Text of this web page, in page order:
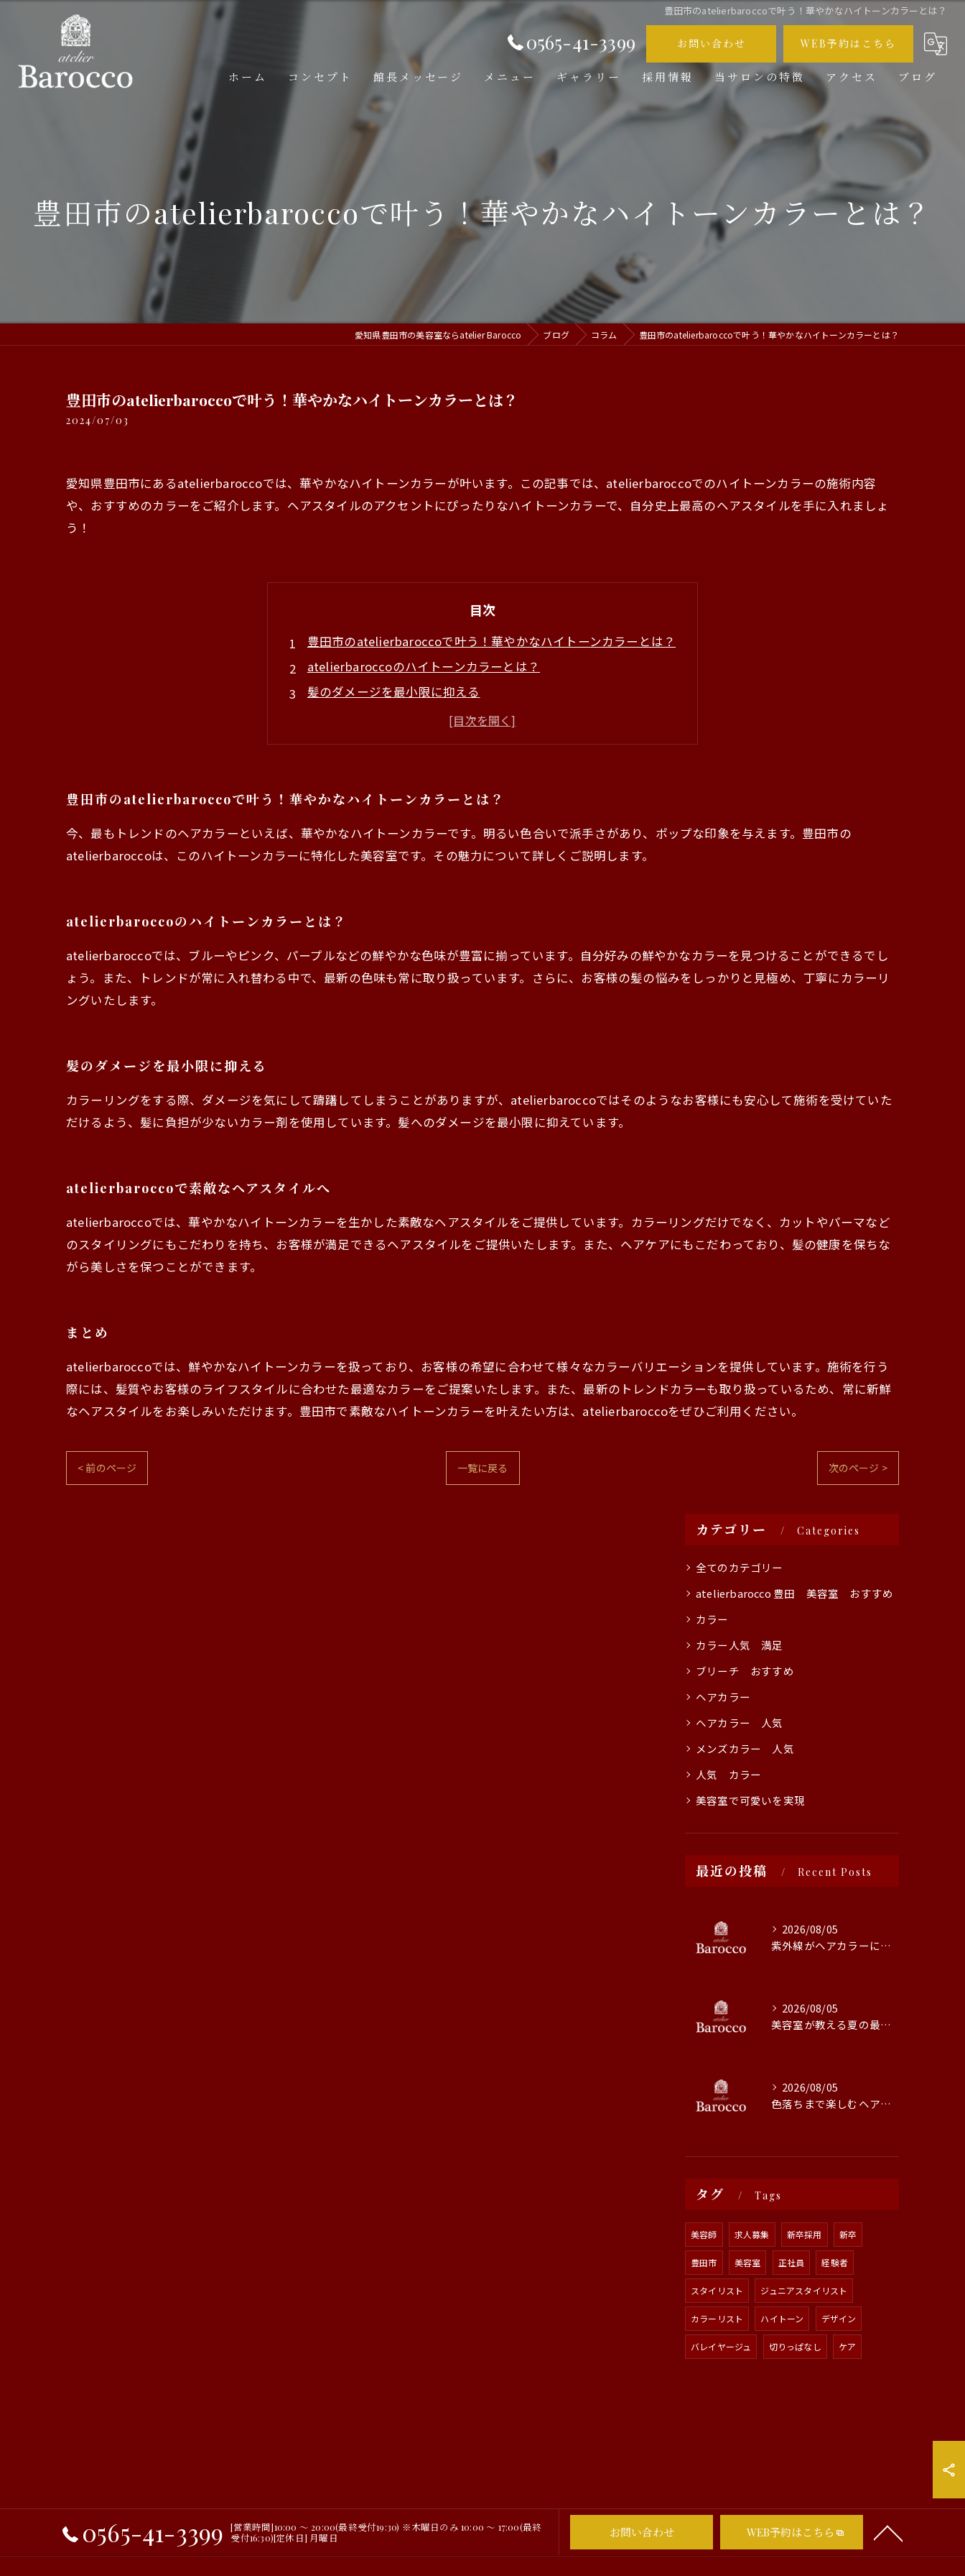
豊田市のatelierbaroccoで叶う！華やかなハイトーンカラーとは？
0565-41-3399 お問い合わせ WEB予約はこちら
ホーム コンセプト 館長メッセージ メニュー ギャラリー 採用情報 当サロンの特徴
メンズ
カット
ブリーチ
アクセス ブログ
コラム
豊田市のatelierbaroccoで叶う！華やかなハイトーンカラーとは？
愛知県豊田市の美容室ならatelier Barocco ブログ コラム 豊田市のatelierbaroccoで叶う！華やかなハイトーンカラーとは？
豊田市のatelierbaroccoで叶う！華やかなハイトーンカラーとは？
2024/07/03
愛知県豊田市にあるatelierbaroccoでは、華やかなハイトーンカラーが叶います。この記事では、atelierbaroccoでのハイトーンカラーの施術内容
や、おすすめのカラーをご紹介します。ヘアスタイルのアクセントにぴったりなハイトーンカラーで、自分史上最高のヘアスタイルを手に入れましょ
う！
目次
豊田市のatelierbaroccoで叶う！華やかなハイトーンカラーとは？
atelierbaroccoのハイトーンカラーとは？
髪のダメージを最小限に抑える
atelierbaroccoで素敵なヘアスタイルへ
まとめ
豊田市のatelierbaroccoで叶う！華やかなハイトーンカラーとは？
今、最もトレンドのヘアカラーといえば、華やかなハイトーンカラーです。明るい色合いで派手さがあり、ポップな印象を与えます。豊田市の
atelierbaroccoは、このハイトーンカラーに特化した美容室です。その魅力について詳しくご説明します。
atelierbaroccoのハイトーンカラーとは？
atelierbaroccoでは、ブルーやピンク、パープルなどの鮮やかな色味が豊富に揃っています。自分好みの鮮やかなカラーを見つけることができるでし
ょう。また、トレンドが常に入れ替わる中で、最新の色味も常に取り扱っています。さらに、お客様の髪の悩みをしっかりと見極め、丁寧にカラーリ
ングいたします。
髪のダメージを最小限に抑える
カラーリングをする際、ダメージを気にして躊躇してしまうことがありますが、atelierbaroccoではそのようなお客様にも安心して施術を受けていた
だけるよう、髪に負担が少ないカラー剤を使用しています。髪へのダメージを最小限に抑えています。
atelierbaroccoで素敵なヘアスタイルへ
atelierbaroccoでは、華やかなハイトーンカラーを生かした素敵なヘアスタイルをご提供しています。カラーリングだけでなく、カットやパーマなど
のスタイリングにもこだわりを持ち、お客様が満足できるヘアスタイルをご提供いたします。また、ヘアケアにもこだわっており、髪の健康を保ちな
がら美しさを保つことができます。
まとめ
atelierbaroccoでは、鮮やかなハイトーンカラーを扱っており、お客様の希望に合わせて様々なカラーバリエーションを提供しています。施術を行う
際には、髪質やお客様のライフスタイルに合わせた最適なカラーをご提案いたします。また、最新のトレンドカラーも取り扱っているため、常に新鮮
なヘアスタイルをお楽しみいただけます。豊田市で素敵なハイトーンカラーを叶えたい方は、atelierbaroccoをぜひご利用ください。
< 前のページ 一覧に戻る 次のページ >
カテゴリー Categories
全てのカテゴリー
atelierbarocco 豊田 美容室 おすすめ
カラー
カラー人気 満足
ブリーチ おすすめ
ヘアカラー
ヘアカラー 人気
メンズカラー 人気
人気 カラー
美容室で可愛いを実現
最近の投稿 Recent Posts
2026/08/05
紫外線がヘアカラーに与える影響と対策
2026/08/05
美容室が教える夏の最旬ヘアカラー技術
2026/08/05
色落ちまで楽しむヘアカラーの秘訣
タグ Tags
美容師 求人募集 新卒採用 新卒
豊田市 美容室 正社員 経験者
スタイリスト ジュニアスタイリスト
カラーリスト ハイトーン デザイン
バレイヤージュ 切りっぱなし ケア
0565-41-3399
[営業時間]10:00 ～ 20:00(最終受付19:30) ※木曜日のみ 10:00 ～ 17:00(最終
受付16:30)[定休日] 月曜日
お問い合わせ WEB予約はこちら